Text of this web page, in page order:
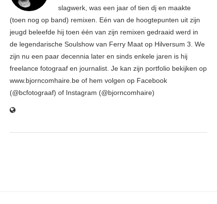
slagwerk, was een jaar of tien dj en maakte
(toen nog op band) remixen. Eén van de hoogtepunten uit zijn
jeugd beleefde hij toen één van zijn remixen gedraaid werd in
de legendarische Soulshow van Ferry Maat op Hilversum 3. We
zijn nu een paar decennia later en sinds enkele jaren is hij
freelance fotograaf en journalist. Je kan zijn portfolio bekijken op
www.bjorncomhaire.be of hem volgen op Facebook
(@bcfotograaf) of Instagram (@bjorncomhaire)